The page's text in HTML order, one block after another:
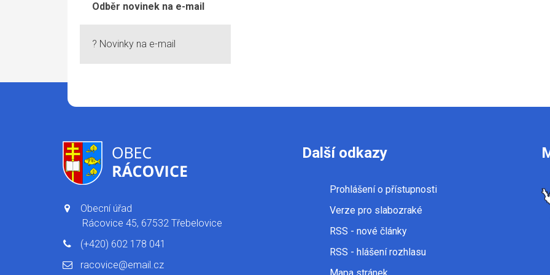
Odběr novinek na e-mail
? Novinky na e-mail
Obecní úřad
Rácovice 45, 67532 Třebelovice
(+420) 602 178 041
racovice@email.cz
Další odkazy
Prohlášení o přístupnosti
Verze pro slabozraké
RSS - nové články
RSS - hlášení rozhlasu